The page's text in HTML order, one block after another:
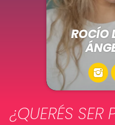
ROCÍO
¿QUERÉS SER